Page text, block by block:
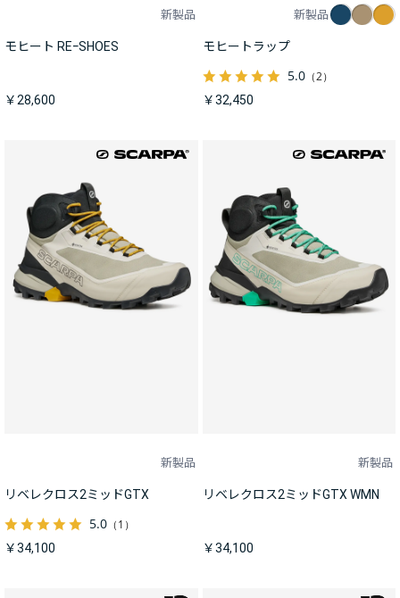
新製品
モヒート REｰSHOES
￥28,600
新製品
モヒートラップ
5.0（2）
￥32,450
新製品
リベレクロス2ミッドGTX
5.0 （1）
￥34,100
新製品
リベレクロス2ミッドGTX WMN
￥34,100